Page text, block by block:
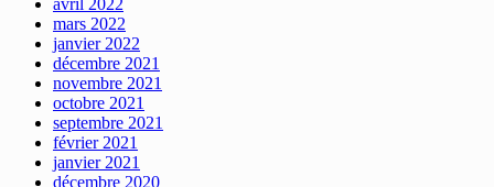
avril 2022
mars 2022
janvier 2022
décembre 2021
novembre 2021
octobre 2021
septembre 2021
février 2021
janvier 2021
décembre 2020